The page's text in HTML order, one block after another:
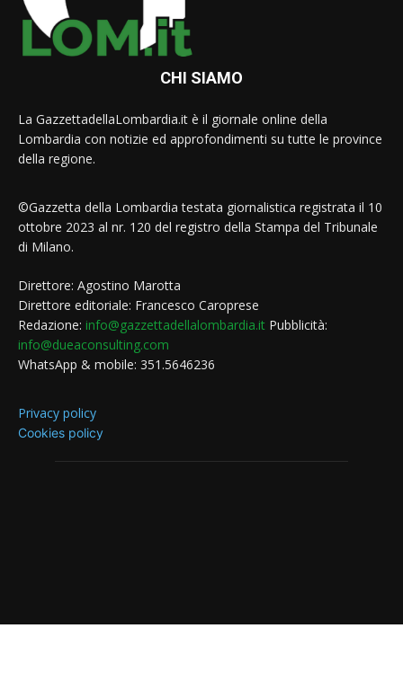
CHI SIAMO
La GazzettadellaLombardia.it è il giornale online della
Lombardia con notizie ed approfondimenti su tutte le province
della regione.
©Gazzetta della Lombardia testata giornalistica registrata il 10
ottobre 2023 al nr. 120 del registro della Stampa del Tribunale
di Milano.
Direttore: Agostino Marotta
Direttore editoriale: Francesco Caroprese
Redazione: info@gazzettadellalombardia.it Pubblicità:
info@dueaconsulting.com
WhatsApp & mobile: 351.5646236
Privacy policy
Cookies policy